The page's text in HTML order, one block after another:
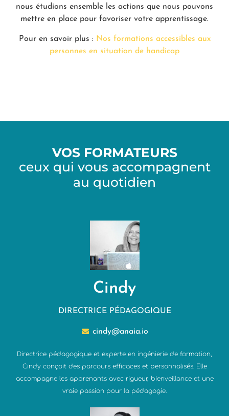
nous étudions ensemble les actions que nous pouvons
mettre en place pour favoriser votre apprentissage.
Pour en savoir plus : Nos formations accessibles aux
personnes en situation de handicap
VOS FORMATEURS
ceux qui vous accompagnent
au quotidien
Cindy
DIRECTRICE PÉDAGOGIQUE
cindy@anaia.io
Directrice pédagogique et experte en ingénierie de formation,
Cindy conçoit des parcours efficaces et personnalisés. Elle
accompagne les apprenants avec rigueur, bienveillance et une
vraie passion pour la pédagogie.